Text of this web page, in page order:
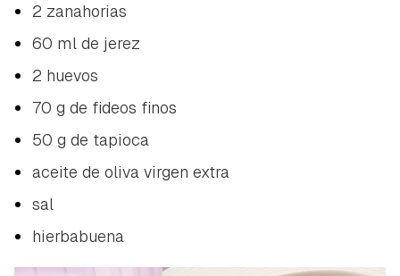
2 zanahorias
60 ml de jerez
2 huevos
70 g de fideos finos
50 g de tapioca
aceite de oliva virgen extra
sal
hierbabuena